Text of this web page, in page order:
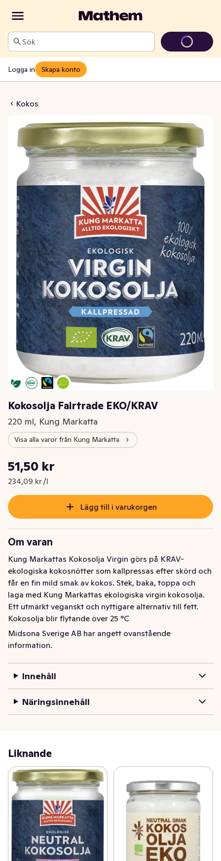
Sök
Logga in Skapa konto
Kokos
EKO/KRAV
Kokosolja Fairtrade EKO/KRAV
220 ml, Kung Markatta
Visa alla varor från Kung Markatta
Nuvarande pris är: 51,50 kr
51,50 kr
234,09 kr /l
Styckpris: 234,09 kr /l
Lägg till i varukorgen
Om varan
Kung Markattas Kokosolja Virgin görs på KRAV-
ekologiska kokosnötter som kallpressas efter skörd och
får en fin mild smak av kokos. Stek, baka, toppa och
laga med Kung Markattas ekologiska virgin kokosolja.
Ett utmärkt veganskt och nyttigare alternativ till fett.
Kokosolja blir flytande över 25 °C
Kung Markattas Kokosolja Virgin görs på KRAV-
ekologiska kokosnötter som kallpressas efter skörd och
Ett utmärkt veganskt och nyttigare alternativ till fett.
Midsona Sverige AB har angett ovanstående
information.
Innehåll
Näringsinnehåll
Liknande